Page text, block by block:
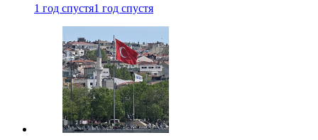
1 год спустя1 год спустя